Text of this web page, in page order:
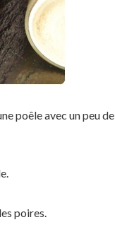
poêle avec un peu de
poires.